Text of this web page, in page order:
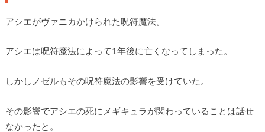
アシエがヴァニカかけられた呪符魔法。
アシエは呪符魔法によって1年後に亡くなってしまった。
しかしノゼルもその呪符魔法の影響を受けていた。
その影響でアシエの死にメギキュラが関わっていることは話せ
なかったと。